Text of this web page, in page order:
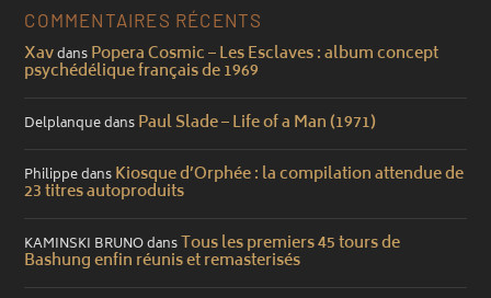
COMMENTAIRES RÉCENTS
XavdansPopera Cosmic – Les Esclaves : album concept
psychédélique français de 1969
DelplanquedansPaul Slade – Life of a Man (1971)
PhilippedansKiosque d’Orphée : la compilation attendue de
23 titres autoproduits
KAMINSKI BRUNOdansTous les premiers 45 tours de
Bashung enfin réunis et remasterisés